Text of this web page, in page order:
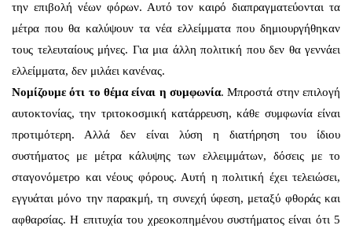
την επιβολή νέων φόρων. Αυτό τον καιρό διαπραγματεύονται τα
μέτρα που θα καλύψουν τα νέα ελλείμματα που δημιουργήθηκαν
τους τελευταίους μήνες. Για μια άλλη πολιτική που δεν θα γεννάει
ελλείμματα, δεν μιλάει κανένας.
Νομίζουμε ότι το θέμα είναι η συμφωνία. Μπροστά στην επιλογή
αυτοκτονίας, την τριτοκοσμική κατάρρευση, κάθε συμφωνία είναι
προτιμότερη. Αλλά δεν είναι λύση η διατήρηση του ίδιου
συστήματος με μέτρα κάλυψης των ελλειμμάτων, δόσεις με το
σταγονόμετρο και νέους φόρους. Αυτή η πολιτική έχει τελειώσει,
εγγυάται μόνο την παρακμή, τη συνεχή ύφεση, μεταξύ φθοράς και
αφθαρσίας. Η επιτυχία του χρεοκοπημένου συστήματος είναι ότι 5